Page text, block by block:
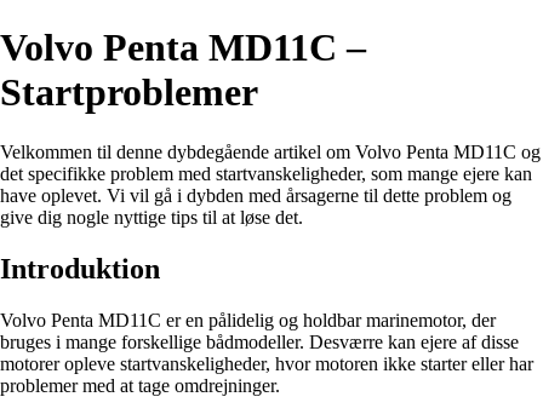
Volvo Penta MD11C –
Startproblemer
Velkommen til denne dybdegående artikel om Volvo Penta MD11C og
det specifikke problem med startvanskeligheder, som mange ejere kan
have oplevet. Vi vil gå i dybden med årsagerne til dette problem og
give dig nogle nyttige tips til at løse det.
Introduktion
Volvo Penta MD11C er en pålidelig og holdbar marinemotor, der
bruges i mange forskellige bådmodeller. Desværre kan ejere af disse
motorer opleve startvanskeligheder, hvor motoren ikke starter eller har
problemer med at tage omdrejninger.